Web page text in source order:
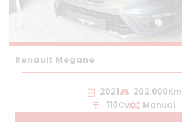
Renault Megane
2021
202.000Km
110Cv
Manual